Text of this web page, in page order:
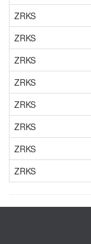
ZRKS
ZRKS
ZRKS
ZRKS
ZRKS
ZRKS
ZRKS
ZRKS